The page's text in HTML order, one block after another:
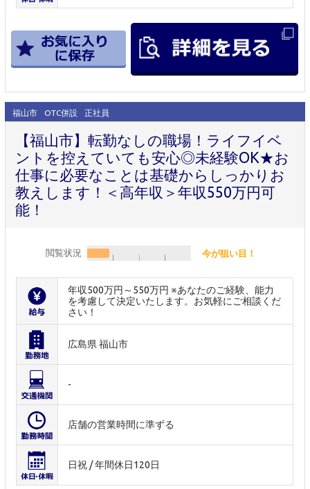
福山市 OTC併設 正社員
【福山市】転勤なしの職場！ライフイベ
ントを控えていても安心◎未経験OK★お
仕事に必要なことは基礎からしっかりお
教えします！＜高年収＞年収550万円可
能！
閲覧状況 今が狙い目！
年収500万円～550万円 ※あなたのご経験、能力
を考慮して決定いたします。お気軽にご相談くだ
さい！
広島県 福山市
-
店舗の営業時間に準ずる
日祝 / 年間休日120日